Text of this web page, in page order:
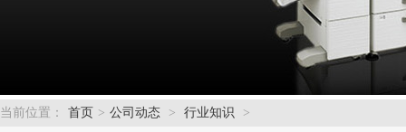
当前位置： 首页 > 公司动态 > 行业知识 >